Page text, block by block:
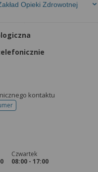
Opieki Zdrowotnej
kontaktu
do rejestracji
Czwartek
08:00 - 17:00